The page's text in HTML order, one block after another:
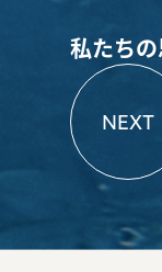
私たち
NEXT